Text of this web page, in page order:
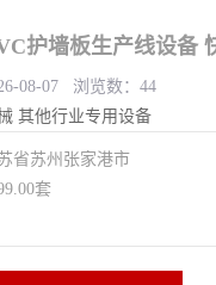
护墙板生产线设备
08-07 浏览数：44
其他行业专用设备
省苏州张家港市
套